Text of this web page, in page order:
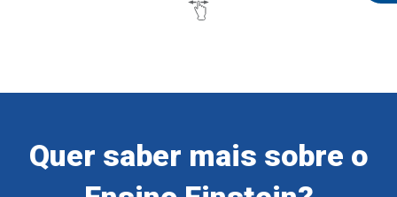
Quer saber mais sobre o